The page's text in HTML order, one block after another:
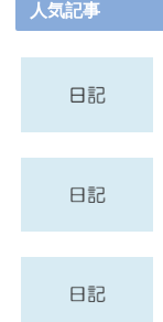
人気記事